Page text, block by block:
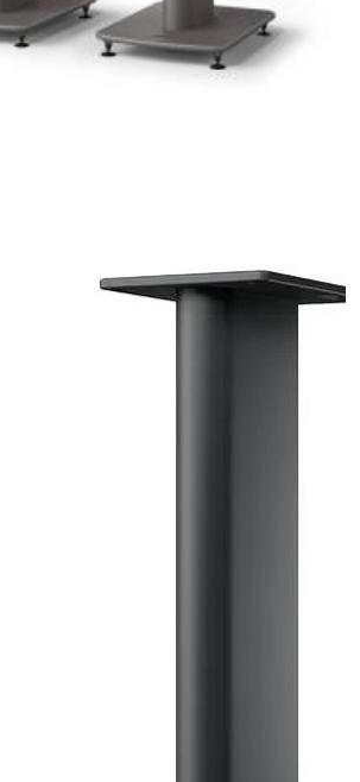
\Hi-Fi и High-End\ Акустические
для акустических систем